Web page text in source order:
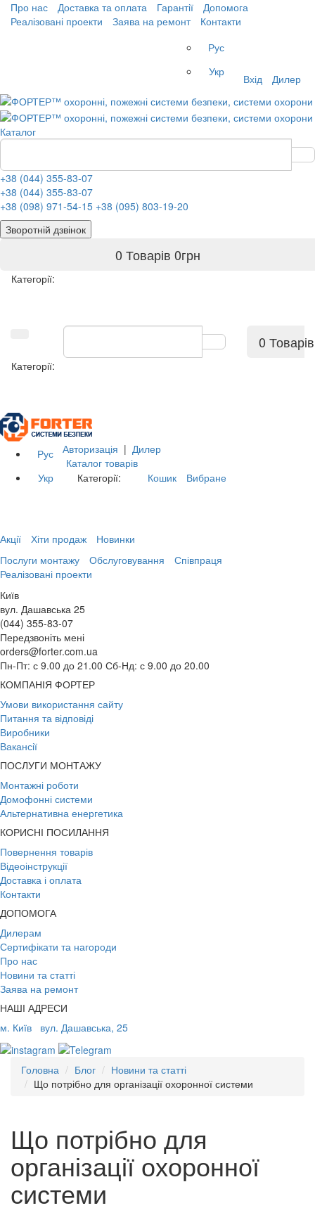
Про нас Доставка та оплата Гарантії
Допомога
Реалізовані проекти
Заява на ремонт
Контакти
Рус
Укр
Вхід Дилер
Каталог
+38 (044) 355-83-07
+38 (044) 355-83-07
+38 (098) 971-54-15 +38 (095) 803-19-20
Зворотній дзвінок
0 Товарів 0грн
Категорії:
0 Товарів
Категорії:
Рус
Укр
Авторизація | Дилер
Каталог товарів
Категорії:
Кошик Вибране
Акції Хіти продаж
Новинки
Послуги монтажу
Обслуговування
Співпраця
Реалізовані проекти
Київ
вул. Дашавська 25
(044) 355-83-07
Передзвоніть мені
orders@forter.com.ua
Пн-Пт: с 9.00 до 21.00 Сб-Нд: с 9.00 до 20.00
КОМПАНІЯ ФОРТЕР
Умови використання сайту
Питання та відповіді
Виробники
Вакансії
ПОСЛУГИ МОНТАЖУ
Монтажні роботи
Домофонні системи
Альтернативна енергетика
КОРИСНІ ПОСИЛАННЯ
Повернення товарів
Відеоінструкції
Доставка і оплата
Контакти
ДОПОМОГА
Дилерам
Сертифікати та нагороди
Про нас
Новини та статті
Заява на ремонт
НАШІ АДРЕСИ
м. Київ
вул. Дашавська, 25
Головна Блог
Новини та статті
Що потрібно для організації охоронної системи
Що потрібно для
організації охоронної
системи